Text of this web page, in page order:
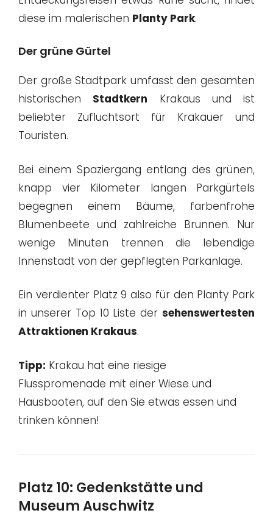
diese im malerischen Planty Park.
Der grüne Gürtel
Der große Stadtpark umfasst den gesamten
historischen Stadtkern Krakaus und ist
beliebter Zufluchtsort für Krakauer und
Touristen.
Bei einem Spaziergang entlang des grünen,
knapp vier Kilometer langen Parkgürtels
begegnen einem Bäume, farbenfrohe
Blumenbeete und zahlreiche Brunnen. Nur
wenige Minuten trennen die lebendige
Innenstadt von der gepflegten Parkanlage.
Ein verdienter Platz 9 also für den Planty Park
in unserer Top 10 Liste der sehenswertesten
Attraktionen Krakaus.
Tipp: Krakau hat eine riesige
Flusspromenade mit einer Wiese und
Hausbooten, auf den Sie etwas essen und
trinken können!
Platz 10: Gedenkstätte und
Museum Auschwitz